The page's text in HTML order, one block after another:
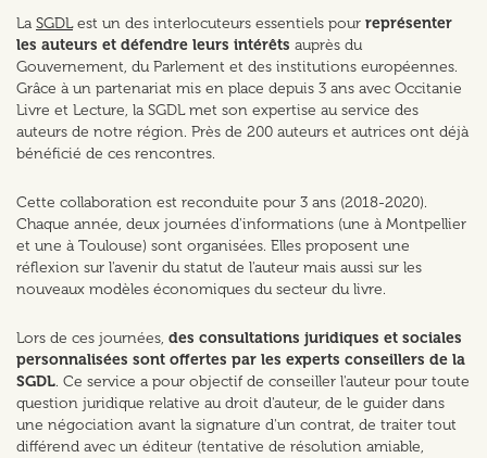
La SGDLest un des interlocuteurs essentiels pour représenter
les auteurs et défendre leurs intérêts auprès du
Gouvernement, du Parlement et des institutions européennes.
Grâce à un partenariat mis en place depuis 3 ans avec Occitanie
Livre et Lecture, la SGDL met son expertise au service des
auteurs de notre région. Près de 200 auteurs et autrices ont déjà
bénéficié de ces rencontres.
Cette collaboration est reconduite pour 3 ans (2018-2020).
Chaque année, deux journées d'informations (une à Montpellier
et une à Toulouse) sont organisées. Elles proposent une
réflexion sur l'avenir du statut de l'auteur mais aussi sur les
nouveaux modèles économiques du secteur du livre.
Lors de ces journées, des consultations juridiques et sociales
personnalisées sont offertes par les experts conseillers de la
SGDL. Ce service a pour objectif de conseiller l'auteur pour toute
question juridique relative au droit d'auteur, de le guider dans
une négociation avant la signature d'un contrat, de traiter tout
différend avec un éditeur (tentative de résolution amiable,